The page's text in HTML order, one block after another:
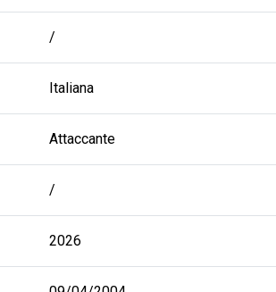
/
Italiana
Attaccante
/
2026